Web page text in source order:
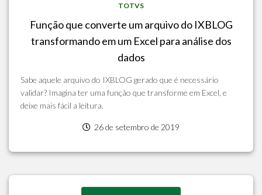
TOTVS
Função que converte um arquivo do IXBLOG
transformando em um Excel para análise dos
dados
Sabe aquele arquivo do IXBLOG gerado que é necessário
validar? Imagina ter uma função que transforme em Excel, e
deixe mais fácil a leitura.
26 de setembro de 2019